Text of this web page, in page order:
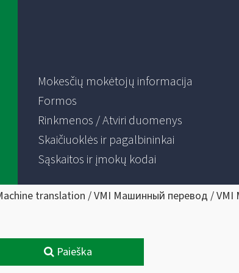
Mokesčių mokėtojų informacija
Formos
Rinkmenos / Atviri duomenys
Skaičiuoklės ir pagalbininkai
Sąskaitos ir įmokų kodai
translation / VMI Машинный перевод /
Paieška